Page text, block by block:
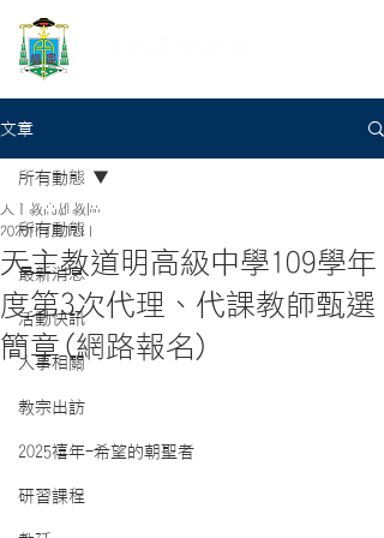
文章
所有動態
最新消息
活動快訊
人事相關
教宗出訪
2025禧年-希望的朝聖者
研習課程
所有動態
天主教道明高級中學109學年
度第3次代理、代課教師甄選
簡章(網路報名)
天主教高雄教區
2020年7月17日